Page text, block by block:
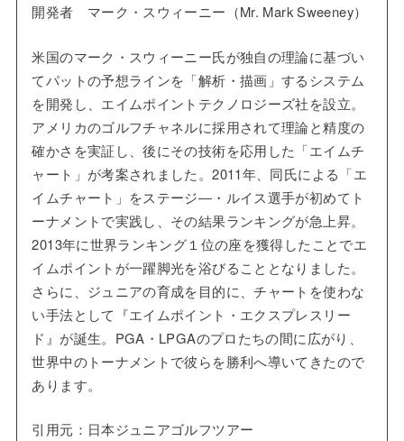
開発者 マーク・スウィーニー（Mr. Mark Sweeney）
米国のマーク・スウィーニー氏が独自の理論に基づい
てパットの予想ラインを「解析・描画」するシステム
を開発し、エイムポイントテクノロジーズ社を設立。
アメリカのゴルフチャネルに採用されて理論と精度の
確かさを実証し、後にその技術を応用した「エイムチ
ャート」が考案されました。2011年、同氏による「エ
イムチャート」をステージ―・ルイス選手が初めてト
ーナメントで実践し、その結果ランキングが急上昇。
2013年に世界ランキング１位の座を獲得したことでエ
イムポイントが一躍脚光を浴びることとなりました。
さらに、ジュニアの育成を目的に、チャートを使わな
い手法として『エイムポイント・エクスプレスリー
ド』が誕生。PGA・LPGAのプロたちの間に広がり、
世界中のトーナメントで彼らを勝利へ導いてきたので
あります。
引用元：日本ジュニアゴルフツアー